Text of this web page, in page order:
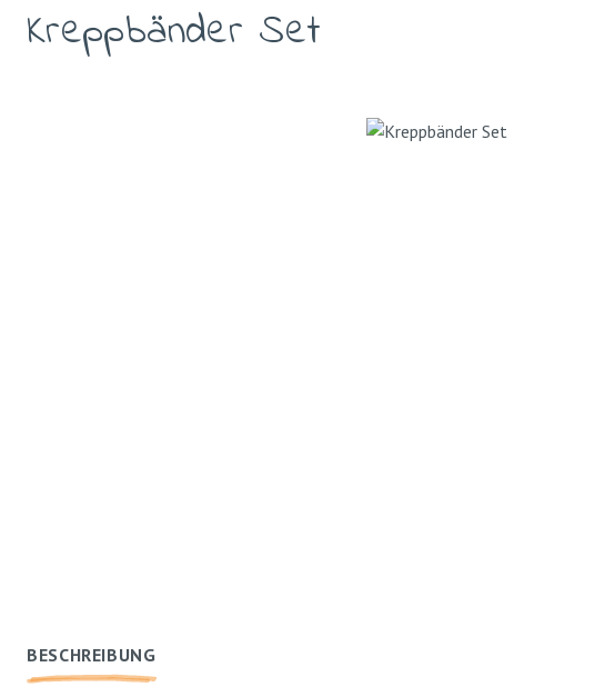
Kreppbänder Set
BESCHREIBUNG